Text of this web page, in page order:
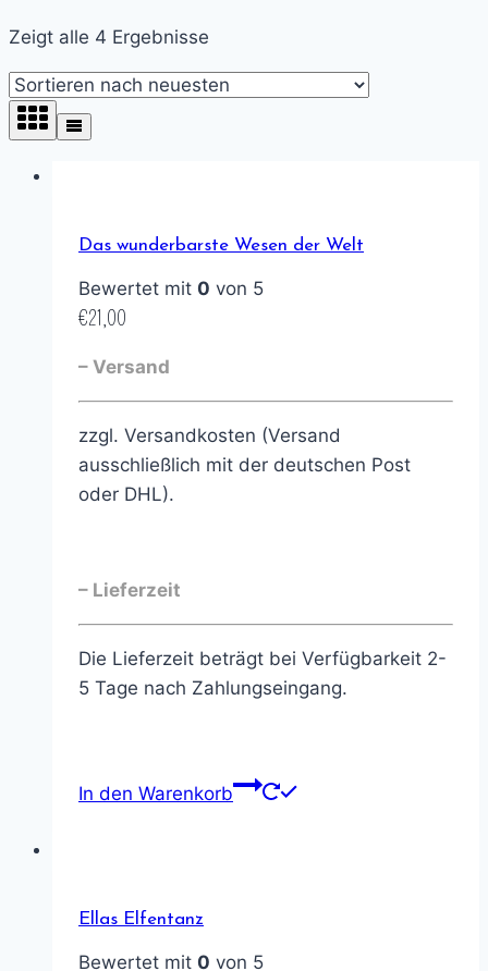
Zeigt alle 4 Ergebnisse
Das wunderbarste Wesen der Welt
Bewertet mit 0 von 5
€21,00
– Versand
zzgl. Versandkosten (Versand
ausschließlich mit der deutschen Post
oder DHL).
– Lieferzeit
Die Lieferzeit beträgt bei Verfügbarkeit 2-
5 Tage nach Zahlungseingang.
In den Warenkorb
Ellas Elfentanz
Bewertet mit 0 von 5